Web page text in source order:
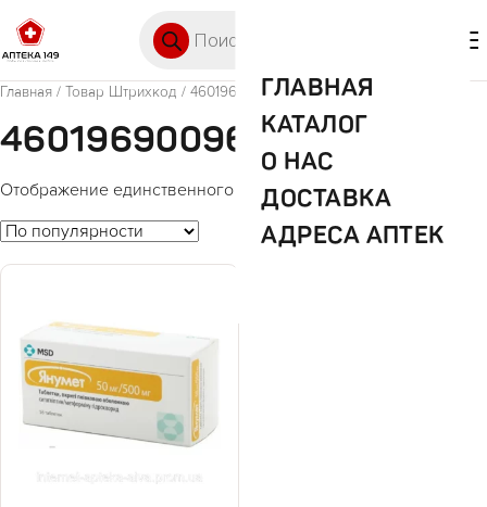
ГЛАВНАЯ
КАТАЛОГ
О НАС
ДОСТАВКА
АДРЕСА АПТЕК
Главная / Товар Штрихкод / 4601969009606
4601969009606
Отображение единственного товара